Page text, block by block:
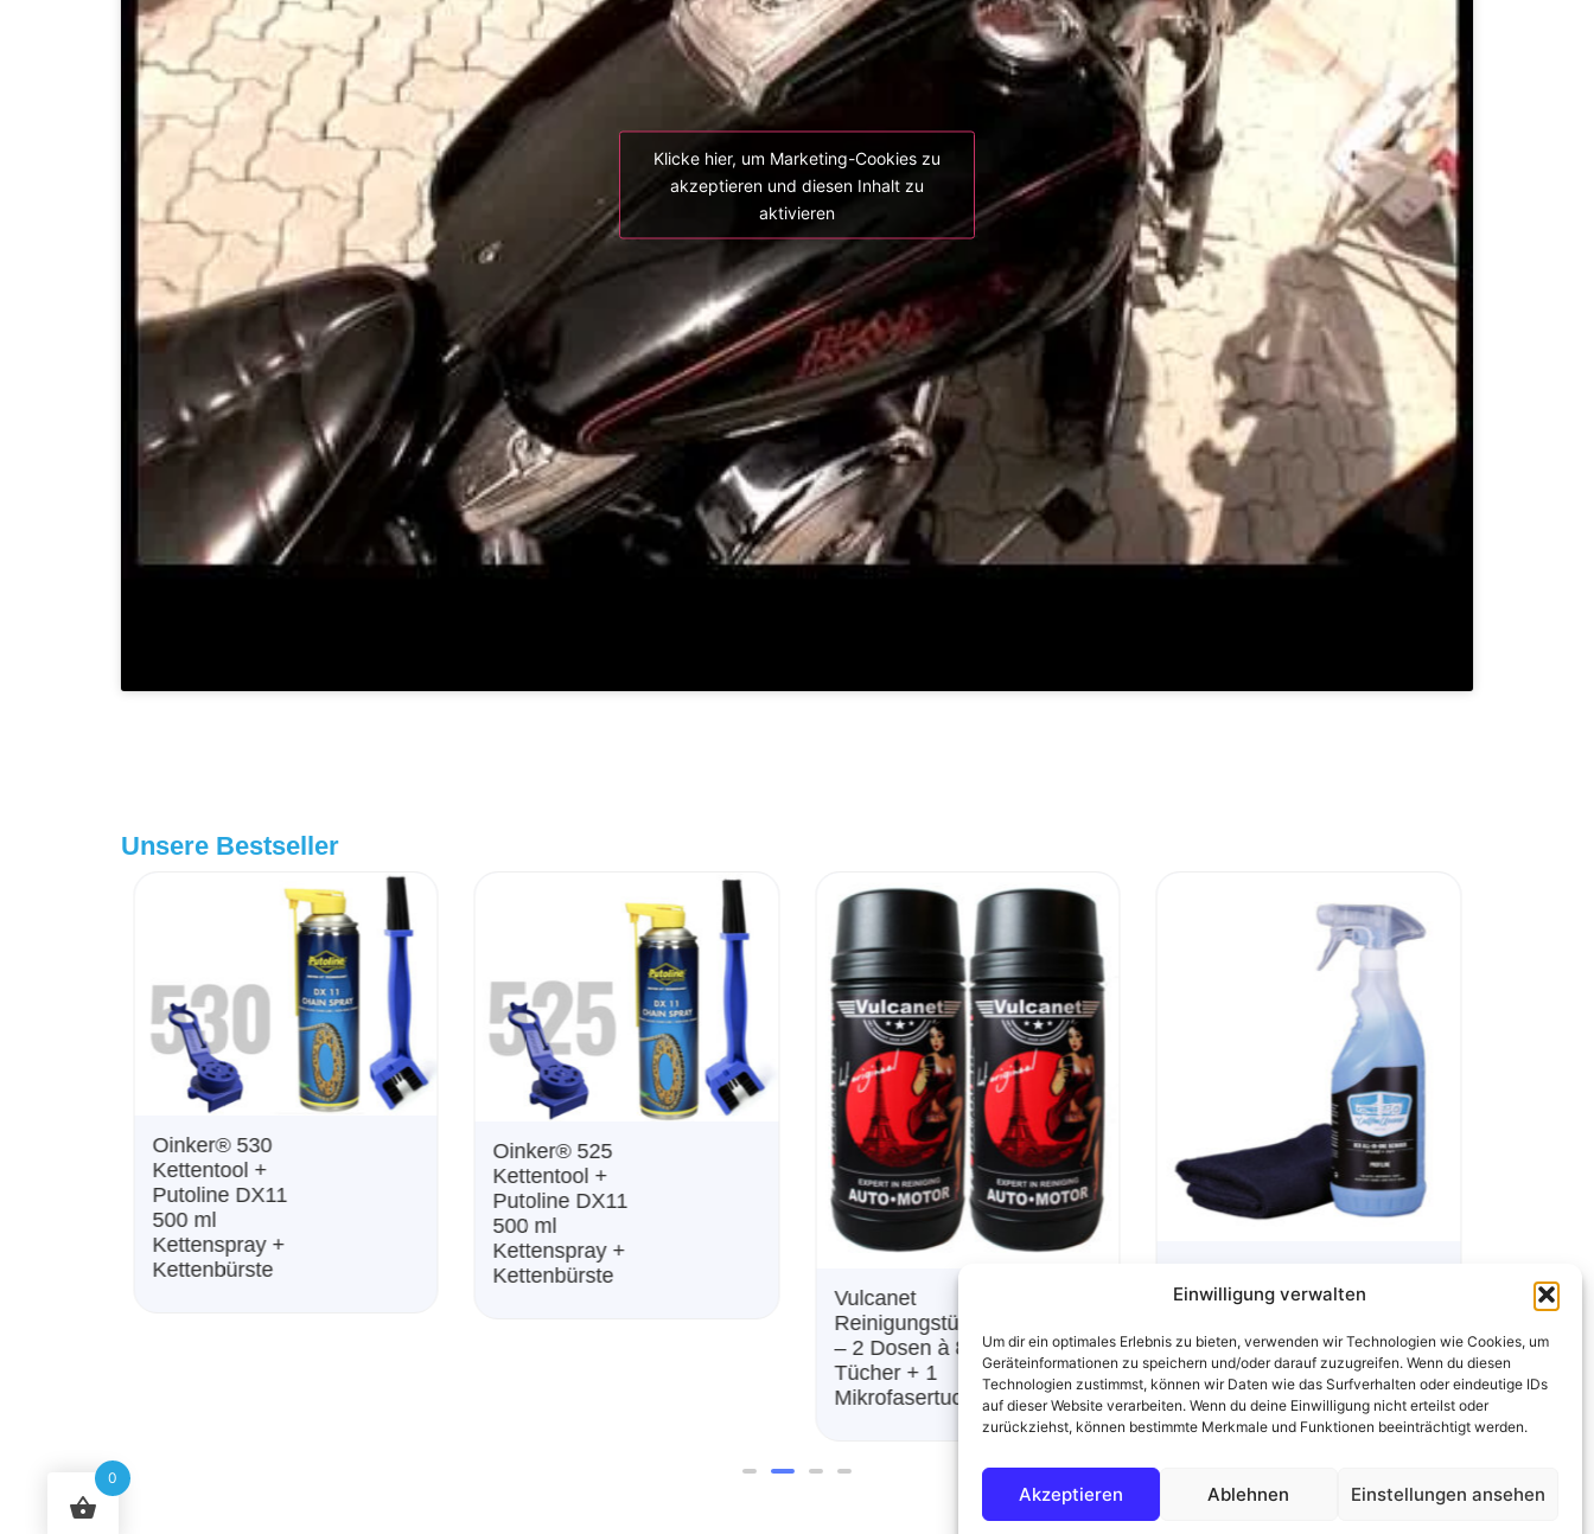
Einwilligung verwalten
Um dir ein optimales Erlebnis zu bieten, verwenden wir Technologien wie Cookies, um
Geräteinformationen zu speichern und/oder darauf zuzugreifen. Wenn du diesen
Technologien zustimmst, können wir Daten wie das Surfverhalten oder eindeutige IDs
auf dieser Website verarbeiten. Wenn du deine Einwilligung nicht erteilst oder
zurückziehst, können bestimmte Merkmale und Funktionen beeinträchtigt werden.
Akzeptieren Ablehnen Einstellungen ansehen
Klicke hier, um Marketing-Cookies zu
akzeptieren und diesen Inhalt zu
aktivieren
Unsere Bestseller
Oinker®️ 525
Kettentool +
Putoline DX11
500 ml
Kettenspray +
Kettenbürste
CUSTOMCLEANER®
750 ml. mit
Microfasertuch
Oinker®️ 530
Kettentool +
Putoline DX11
500 ml
0